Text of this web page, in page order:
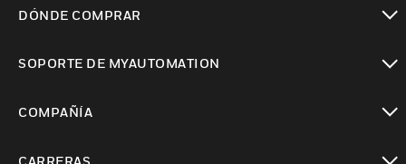
DÓNDE COMPRAR
SOPORTE DE MYAUTOMATION
COMPAÑÍA
CARRERAS